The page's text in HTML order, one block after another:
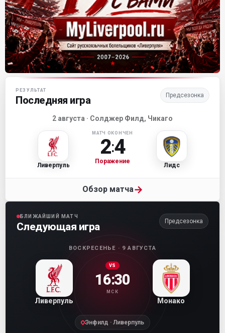
Матч-центр «Ливерпуля»
РЕЗУЛЬТАТ
Последняя игра Предсезонка
2 августа · Солджер Филд, Чикаго
Ливерпуль
МАТЧ ОКОНЧЕН
2:4
Поражение
Лидс
Обзор матча→
БЛИЖАЙШИЙ МАТЧ
Следующая игра Предсезонка
ВОСКРЕСЕНЬЕ · 9 АВГУСТА
Ливерпуль
VS
16:30
МСК
Монако
Энфилд · Ливерпуль